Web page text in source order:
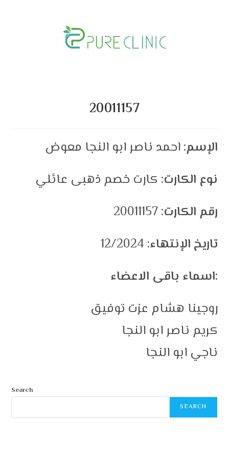
20011157
الإسم: احمد ناصر ابو النجا معوض
نوع الكارت: كارت خصم ذهبى عائلي
رقم الكارت:20011157
تاريخ الإنتهاء:
اسماء باقى الاعضاء:
روجينا هشام عزت توفيق
كريم ناصر ابو النجا
ناجي ابو النجا
Search
SEARCH